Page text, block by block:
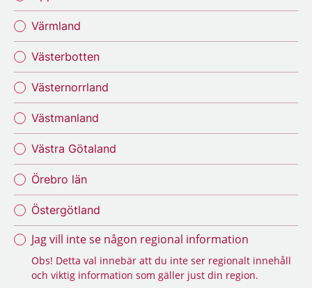
Värmland
Västerbotten
Västernorrland
Västmanland
Västra Götaland
Örebro län
Östergötland
Jag vill inte se någon regional information
Obs! Detta val innebär att du inte ser regionalt innehåll
och viktig information som gäller just din region.